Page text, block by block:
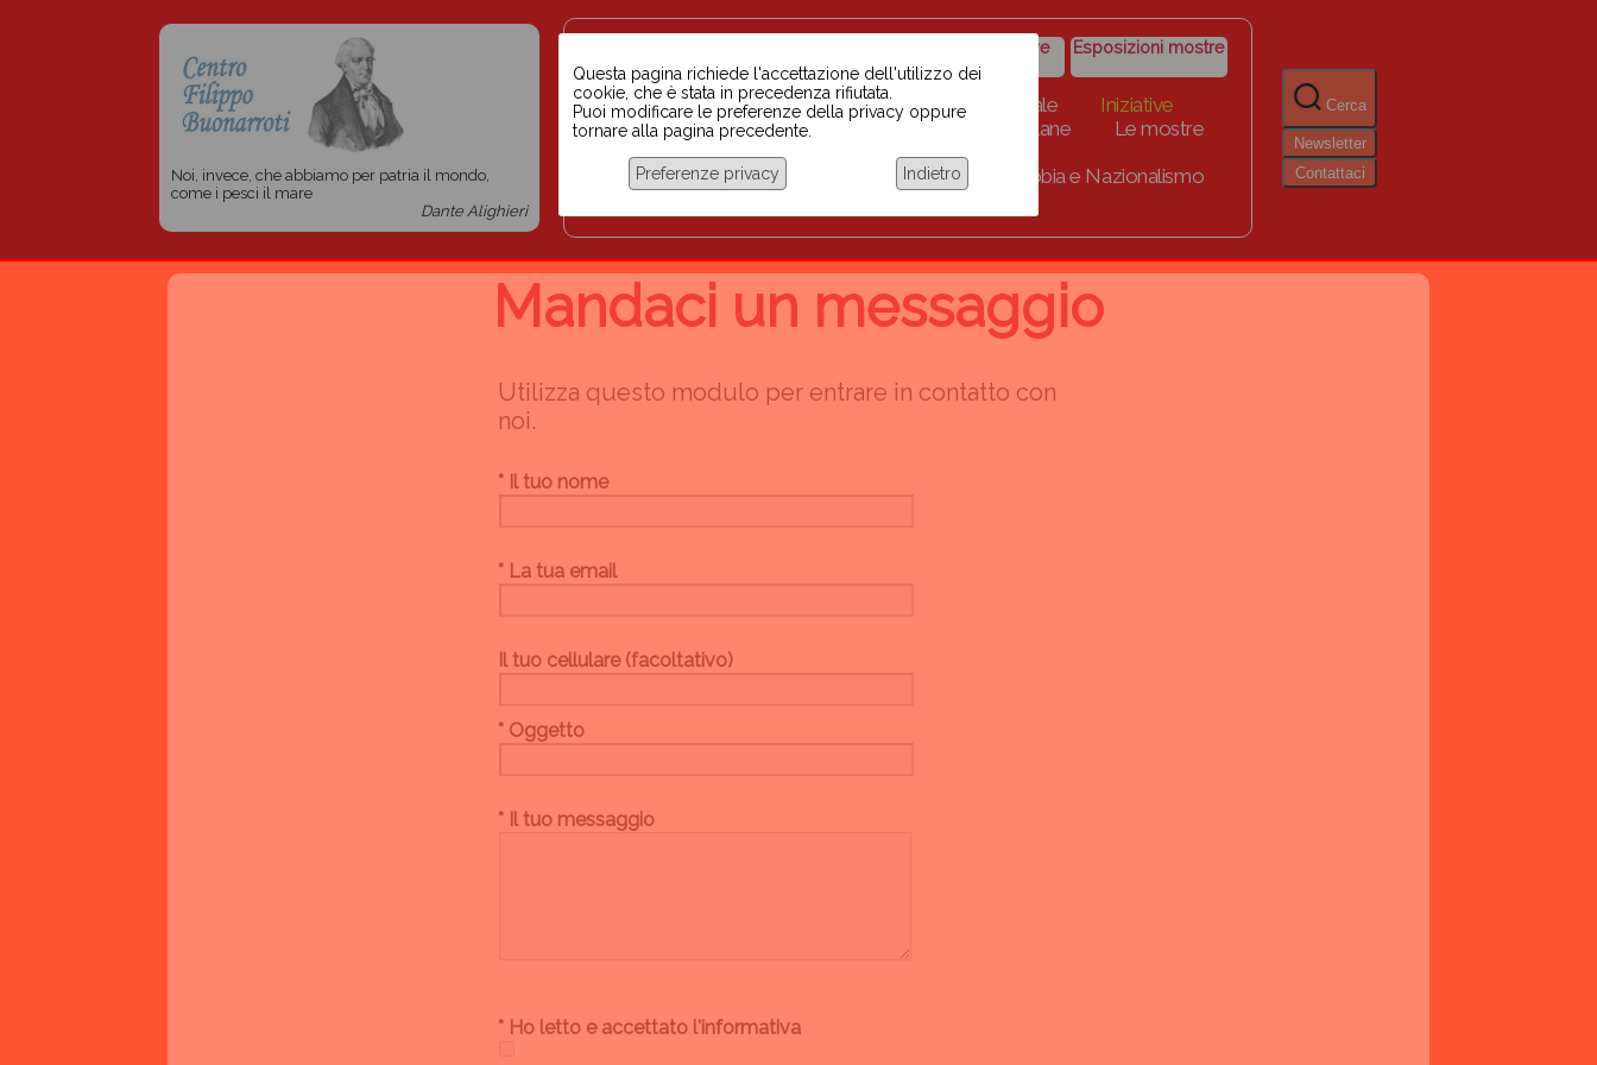
Noi, invece, che abbiamo per patria il mondo,
come i pesci il mare
Dante Alighieri
razzismo
iniziative
Storico iniziative Esposizioni mostre
Home Scuola BINARI Biblioteca digitale
Iniziative
Progetti per le scuole 2023-2024
Link Collane
Le mostre
Chi siamo
Coordinamento Docenti contro Razzismo, Xenofobia e Nazionalismo
Cerca
Newsletter
Contattaci
Questa pagina richiede l'accettazione dell'utilizzo dei
cookie, che è stata in precedenza rifiutata.
Puoi modificare le preferenze della privacy oppure
tornare alla pagina precedente.
Preferenze privacy Indietro
Mandaci un messaggio
Utilizza questo modulo per entrare in contatto con
noi.
* Il tuo nome
* La tua email
Il tuo cellulare (facoltativo)
* Oggetto
* Il tuo messaggio
* Ho letto e accettato l'informativa